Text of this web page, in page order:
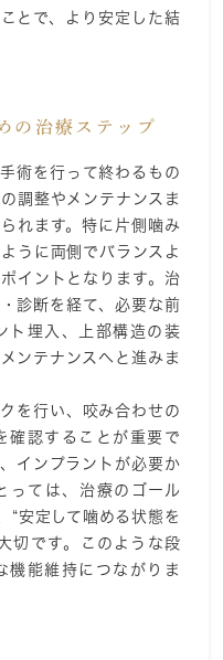
とで、より安定した結
の治療ステップ
術を行って終わるもの
調整やメンテナンスま
れます。特に片側噛み
うに両側でバランスよ
イントとなります。治
診断を経て、必要な前
ト埋入、上部構造の装
ンテナンスへと進みま
を行い、咬み合わせの
確認することが重要で
インプラントが必要か
っては、治療のゴール
“安定して噛める状態を
切です。このような段
機能維持につながりま